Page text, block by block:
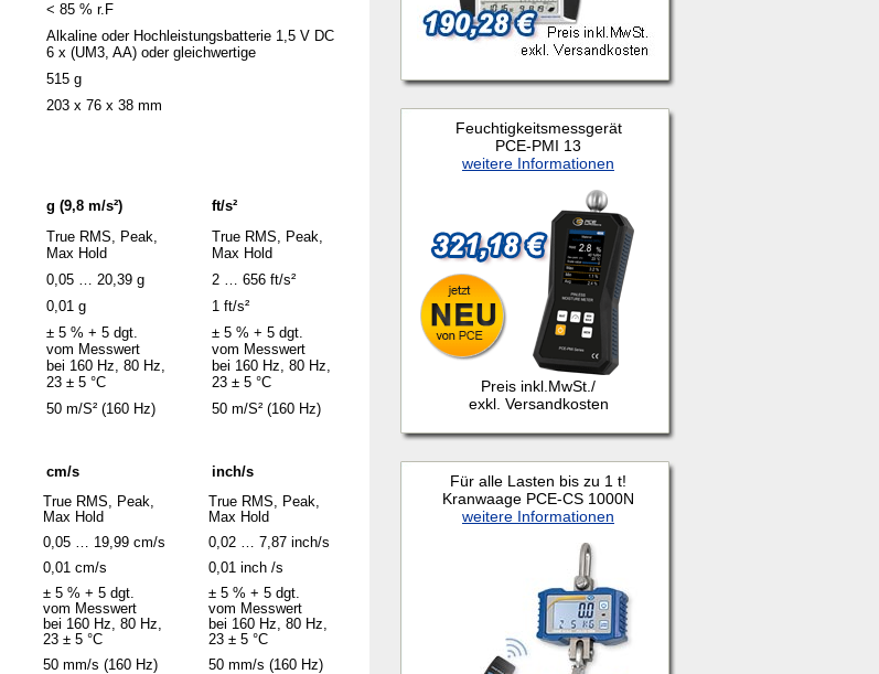
< 85 % r.F
Alkaline oder Hochleistungsbatterie 1,5 V DC
6 x (UM3, AA) oder gleichwertige
515 g
203 x 76 x 38 mm
g (9,8 m/s²)
ft/s²
True RMS, Peak,
Max Hold
True RMS, Peak,
Max Hold
0,05 … 20,39 g
2 … 656 ft/s²
0,01 g
1 ft/s²
± 5 % + 5 dgt.
vom Messwert
bei 160 Hz, 80 Hz,
23 ± 5 °C
± 5 % + 5 dgt.
vom Messwert
bei 160 Hz, 80 Hz,
23 ± 5 °C
50 m/S² (160 Hz) 50 m/S² (160 Hz)
cm/s
inch/s
True RMS, Peak,
Max Hold
True RMS, Peak,
Max Hold
0,05 … 19,99 cm/s 0,02 … 7,87 inch/s
0,01 cm/s
0,01 inch /s
± 5 % + 5 dgt.
vom Messwert
bei 160 Hz, 80 Hz,
23 ± 5 °C
± 5 % + 5 dgt.
vom Messwert
bei 160 Hz, 80 Hz,
23 ± 5 °C
50 mm/s (160 Hz) 50 mm/s (160 Hz)